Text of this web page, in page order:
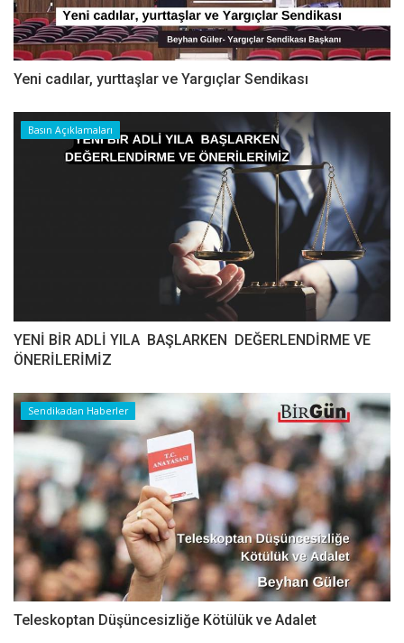
Yeni cadılar, yurttaşlar ve Yargıçlar Sendikası
Basın Açıklamaları
YENİ BİR ADLİ YILA BAŞLARKEN DEĞERLENDİRME VE
ÖNERİLERİMİZ
Sendikadan Haberler
Teleskoptan Düşüncesizliğe Kötülük ve Adalet